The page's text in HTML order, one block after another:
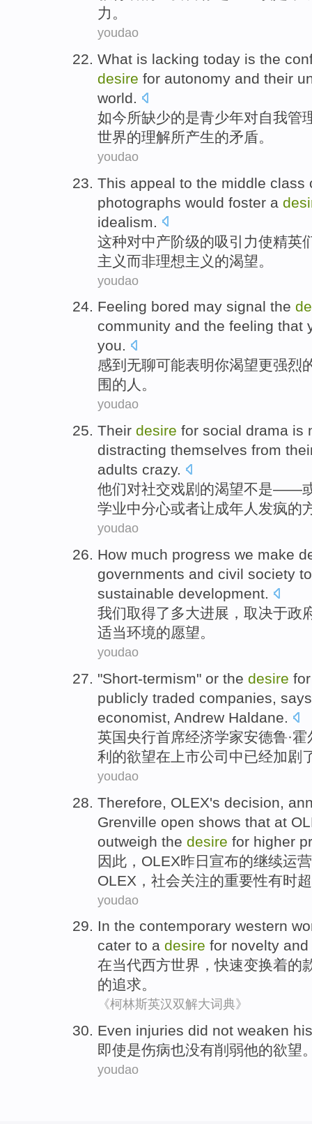
力 。
youdao
What is lacking today is the
desire for autonomy and their
world.
如今所缺少的是青少年对自我管
世界的理解所产生的矛盾。
youdao
This appeal to the middle class
photographs would foster a
idealism
这种对中产阶级的吸引力使精英
主义而非理想主义的渴望 。
youdao
Feeling bored may signal the
community and the feeling that
you.
感到 无聊可能表明你渴望更强烈
围的人。
youdao
Their desire for social drama is
distracting themselves from
adults crazy.
他们对社交戏剧 的渴望不是——
学业中分心或者让成年人 发疯的
youdao
How much progress we make
governments and civil society
sustainable development.
我们取得了 多大进展 ， 取决于政
适当环境的愿望。
youdao
"Short-termism" or the desire for
publicly traded companies, says
economist, Andrew Haldane.
英国央行首席经济学家安德鲁·霍
利 的欲望在 上市公司 中已经加剧
youdao
Therefore OLEX's decision
Grenville open shows that at
outweigh the desire for higher
因此 ， OLEX昨日宣布的继续运营
OLEX， 社会关注的重要性有时
youdao
In the contemporary western
cater to a desire for novelty and
在当代西方世界 ，快速变换着的
的追求。
《柯林斯英汉双解大词典》
Even injuries did not weaken
即使是伤病也没有削弱他的欲望
youdao